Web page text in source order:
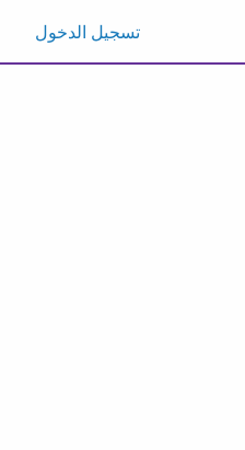
تسجيل الدخول